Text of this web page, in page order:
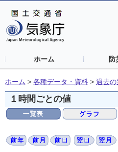
ホーム 防
ホーム > 各種データ・資料 > 過去
１時間ごとの値